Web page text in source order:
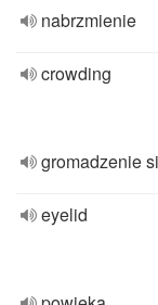
nabrzmienie
crowding
gromadzenie
eyelid